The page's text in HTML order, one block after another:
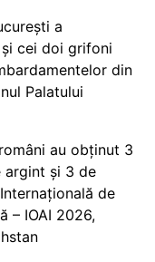
a
cei doi grifoni
din
Palatului
au obținut 3
argint și 3 de
de
– IOAI 2026,